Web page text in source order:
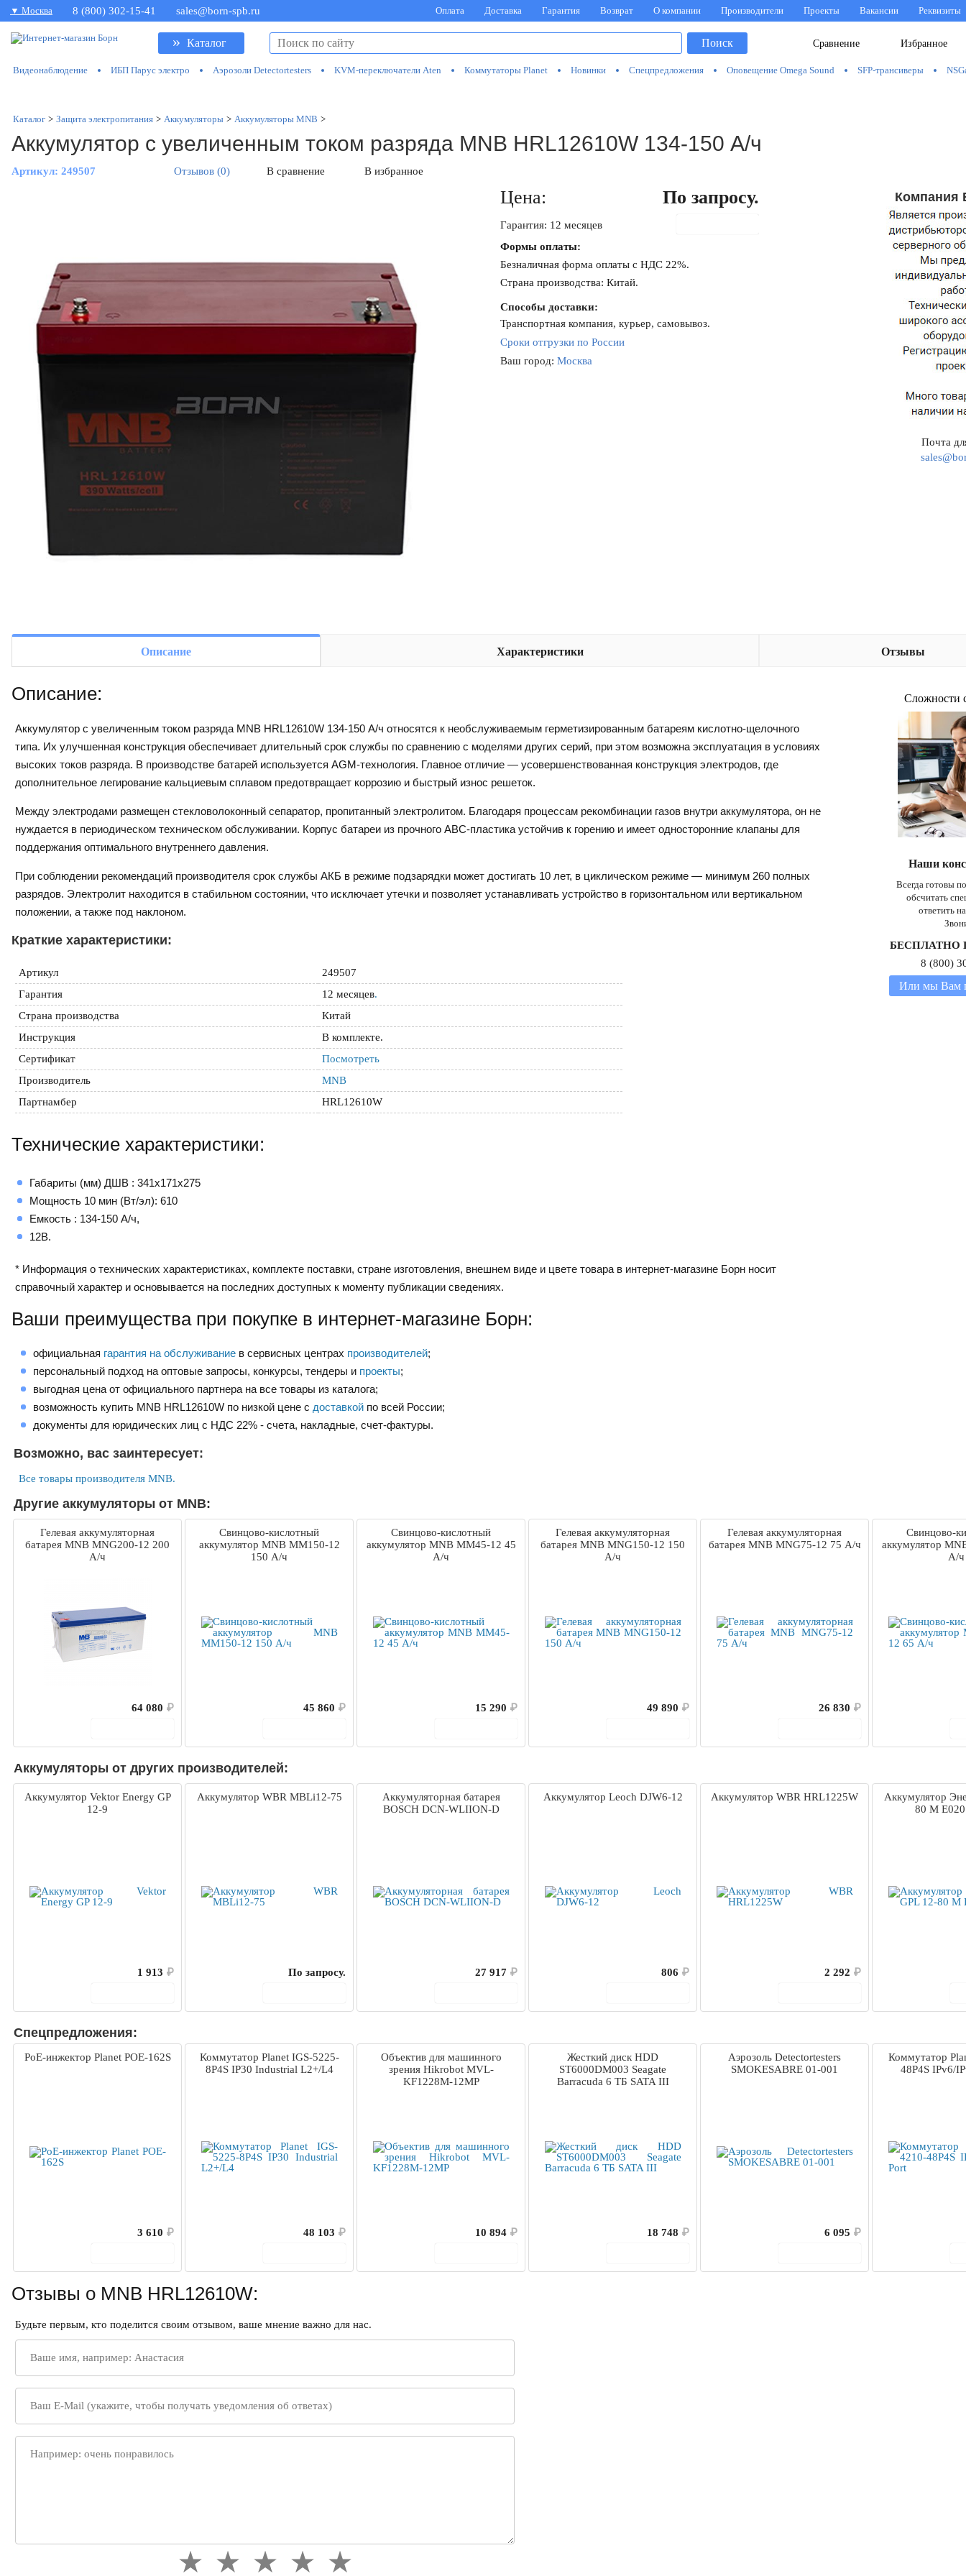
▼ Москва 8 (800) 302-15-41 sales@born-spb.ru Оплата Доставка Гарантия Возврат О компании Производители Проекты Вакансии Реквизиты
» Каталог Избранное
Сравнение
Поиск
Видеонаблюдение ИБП Парус электро Аэрозоли Detectortesters KVM-переключатели Aten Коммутаторы Planet Новинки Спецпредложения Оповещение Omega Sound SFP-трансиверы
Каталог > Защита электропитания > Аккумуляторы > Аккумуляторы MNB >
Аккумулятор с увеличенным током разряда MNB HRL12610W 134-150 А/ч
Артикул: 249507 Отзывов (0) В сравнение В избранное
Цена: По запросу.
Гарантия: 12 месяцев
Формы оплаты:
Безналичная форма оплаты с НДС 22%.
Страна производства: Китай.
Способы доставки:
Транспортная компания, курьер, самовывоз.
Сроки отгрузки по России
Ваш город: Москва
Компания
Почта
Описание Характеристики Отзывы
Описание:
Аккумулятор с увеличенным током разряда MNB HRL12610W 134-150 А/ч относятся к необслуживаемым герметизированным батареям кислотно-щелочного
типа. Их улучшенная конструкция обеспечивает длительный срок службы по сравнению с моделями других серий, при этом возможна эксплуатация в условиях
высоких токов разряда. В производстве батарей используется AGM-технология. Главное отличие — усовершенствованная конструкция электродов, где
дополнительное легирование кальциевым сплавом предотвращает коррозию и быстрый износ решеток.
Между электродами размещен стекловолоконный сепаратор, пропитанный электролитом. Благодаря процессам рекомбинации газов внутри аккумулятора, он не
нуждается в периодическом техническом обслуживании. Корпус батареи из прочного ABC-пластика устойчив к горению и имеет односторонние клапаны для
поддержания оптимального внутреннего давления.
При соблюдении рекомендаций производителя срок службы АКБ в режиме подзарядки может достигать 10 лет, в циклическом режиме — минимум 260 полных
разрядов. Электролит находится в стабильном состоянии, что исключает утечки и позволяет устанавливать устройство в горизонтальном или вертикальном
положении, а также под наклоном.
Краткие характеристики:
Артикул
249507
Гарантия
12 месяцев.
Страна производства
Китай
Инструкция
В комплекте.
Сертификат
Посмотреть
Производитель
MNB
Партнамбер
HRL12610W
Технические характеристики:
Габариты (мм) ДШВ : 341х171х275
Мощность 10 мин (Вт/эл): 610
Емкость : 134-150 А/ч,
12В.
* Информация о технических характеристиках, комплекте поставки, стране изготовления, внешнем виде и цвете товара в интернет-магазине Борн носит
справочный характер и основывается на последних доступных к моменту публикации сведениях.
Ваши преимущества при покупке в интернет-магазине Борн:
официальная гарантия на обслуживание в сервисных центрах производителей;
персональный подход на оптовые запросы, конкурсы, тендеры и проекты;
выгодная цена от официального партнера на все товары из каталога;
возможность купить MNB HRL12610W по низкой цене с доставкой по всей России;
документы для юридических лиц с НДС 22% - счета, накладные, счет-фактуры.
Сложности
Наши
Всегда готовы
обсчитать
ответить
БЕСПЛАТНО
8 (800)
Или мы Вам
Возможно, вас заинтересует:
Все товары производителя MNB.
Другие аккумуляторы от MNB:
Гелевая аккумуляторная
батарея MNB MNG200-12 200
А/ч
64 080 ₽
Свинцово-кислотный
аккумулятор MNB MM150-12
150 А/ч
45 860 ₽
Свинцово-кислотный
аккумулятор MNB MM45-12 45
А/ч
15 290 ₽
Гелевая аккумуляторная
батарея MNB MNG150-12 150
А/ч
49 890 ₽
Гелевая аккумуляторная
батарея MNB MNG75-12 75 А/ч
26 830 ₽
Свинцово-
аккумулятор
А/ч
Аккумуляторы от других производителей:
Аккумулятор Vektor Energy GP
12-9
1 913 ₽
Аккумулятор WBR MBLi12-75
По запросу.
Аккумуляторная батарея
BOSCH DCN-WLIION-D
27 917 ₽
Аккумулятор Leoch DJW6-12
806 ₽
Аккумулятор WBR HRL1225W
2 292 ₽
Аккумулятор
80 M
Спецпредложения:
PoE-инжектор Planet POE-162S
3 610 ₽
Коммутатор Planet IGS-5225-
8P4S IP30 Industrial L2+/L4
48 103 ₽
Объектив для машинного
зрения Hikrobot MVL-
KF1228M-12MP
10 894 ₽
Жесткий диск HDD
ST6000DM003 Seagate
Barracuda 6 ТБ SATA III
18 748 ₽
Аэрозоль Detectortesters
SMOKESABRE 01-001
6 095 ₽
Коммутатор
48P4S IPv6/
Отзывы о MNB HRL12610W:
Будьте первым, кто поделится своим отзывом, ваше мнение важно для нас.